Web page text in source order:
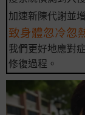
加速新陳代謝並
致身體忽冷忽
我們更好地應對
修復過程。